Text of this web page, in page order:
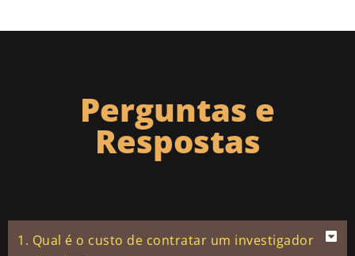
Perguntas e
Respostas
1. Qual é o custo de contratar um investigador